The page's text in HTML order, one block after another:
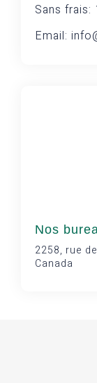
Sans
Email:
Nos
2258, rue
Canada